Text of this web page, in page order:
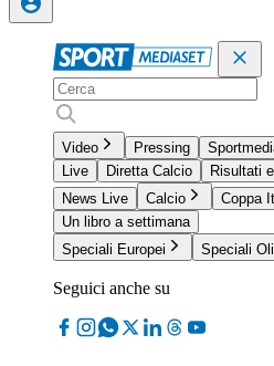
Video Pressing
Live
Diretta Calcio
Risultati
News Live
Calcio Coppa
Un libro a settimana
Speciali Europei
Speciali
Seguici anche su